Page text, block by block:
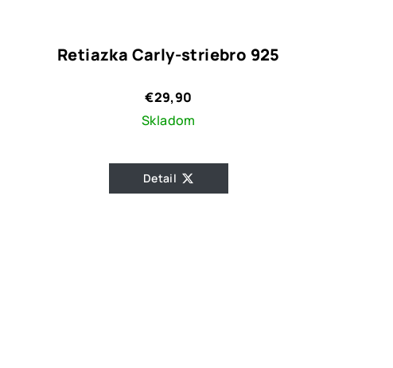
Retiazka Carly-striebro 925
€29,90
Skladom
Detail